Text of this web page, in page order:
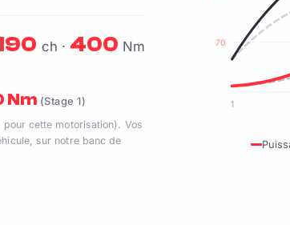
ch · 400 Nm
Nm (Stage 1)
cette motorisation). Vos
sur notre banc de
70
1